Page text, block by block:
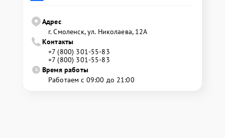
Адрес
г. Смоленск, ул. Николаева, 12А
Контакты
+7 (800) 301-55-83
+7 (800) 301-55-83
Время работы
Работаем с 09:00 до 21:00